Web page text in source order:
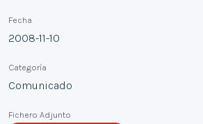
Fecha
2008-11-10
Categoría
Comunicado
Fichero Adjunto